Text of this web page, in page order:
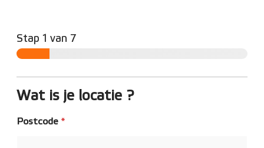
Stap 1 van 7
Wat is je locatie ?
Postcode *